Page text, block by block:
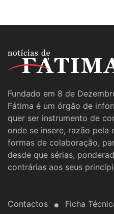
Fundado em 8 de
Fátima é um órgão de
quer ser instrumento de
onde se insere, razão
formas de colaboração,
desde que sérias,
contrárias aos seus
Contactos Ficha